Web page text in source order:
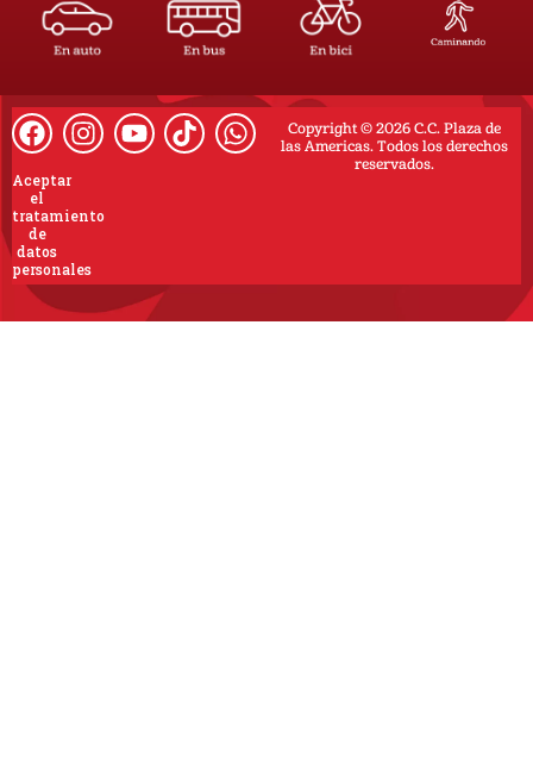
Copyright © 2026 C.C. Plaza de
las Americas. Todos los derechos
reservados.
Aceptar
el
tratamiento
de
datos
personales